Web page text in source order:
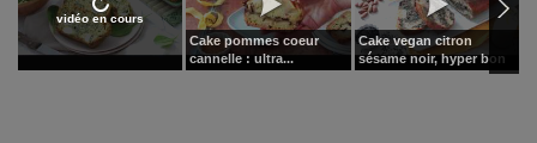
vidéo en cours
Cake pommes coeur
cannelle : ultra...
Cake vegan citron
sésame noir, hyper bon